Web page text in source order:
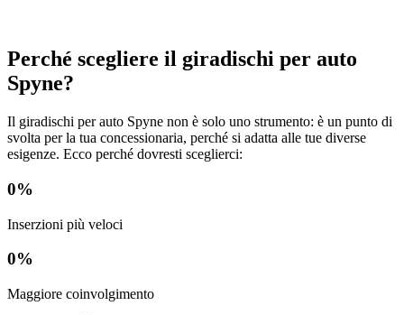
Perché scegliere il giradischi per auto
Spyne?
Il giradischi per auto Spyne non è solo uno strumento: è un punto di
svolta per la tua concessionaria, perché si adatta alle tue diverse
esigenze. Ecco perché dovresti sceglierci:
0%
Inserzioni più veloci
0%
Maggiore coinvolgimento